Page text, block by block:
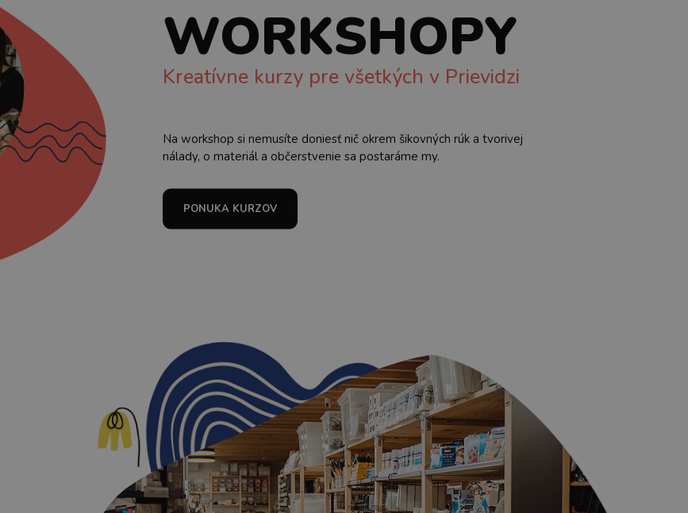
WORKSHOPY
Kreatívne kurzy pre všetkých v Prievidzi
Na workshop si nemusíte doniesť nič okrem šikovných rúk a tvorivej
nálady, o materiál a občerstvenie sa postaráme my.
PONUKA KURZOV